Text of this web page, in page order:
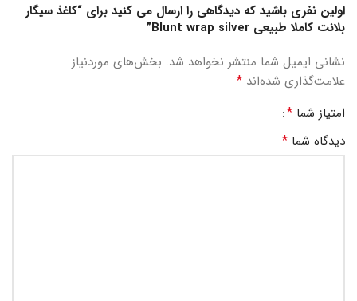
اولین نفری باشید که دیدگاهی را ارسال می کنید برای “کاغذ سیگار
بلانت کاملا طبیعی Blunt wrap silver”
نشانی ایمیل شما منتشر نخواهد شد. بخش‌های موردنیاز
علامت‌گذاری شده‌اند *
امتیاز شما *
دیدگاه شما *